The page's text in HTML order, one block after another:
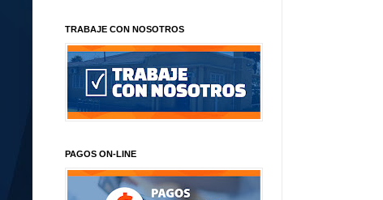
TRABAJE CON NOSOTROS
PAGOS ON-LINE